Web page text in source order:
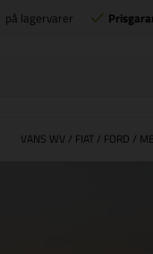
på lagervarer
VANS WV / FIAT / FORD /